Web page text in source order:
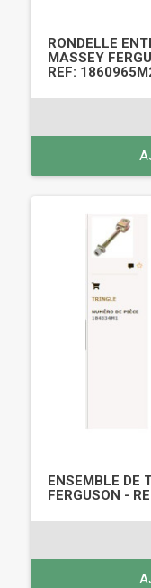
RONDELLE
MASSEY
REF:
ENSEMBLE DE
FERGUSON -